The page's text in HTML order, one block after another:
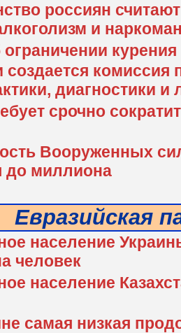
россиян
и
курения
создается комиссия
диагностики
срочно
Вооруженных
до миллиона
Евразийская
население
человек
население
самая низкая